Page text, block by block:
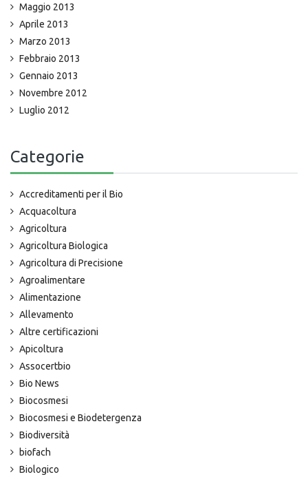
Maggio 2013
Aprile 2013
Marzo 2013
Febbraio 2013
Gennaio 2013
Novembre 2012
Luglio 2012
Categorie
Accreditamenti per il Bio
Acquacoltura
Agricoltura
Agricoltura Biologica
Agricoltura di Precisione
Agroalimentare
Alimentazione
Allevamento
Altre certificazioni
Apicoltura
Assocertbio
Bio News
Biocosmesi
Biocosmesi e Biodetergenza
Biodiversità
biofach
Biologico